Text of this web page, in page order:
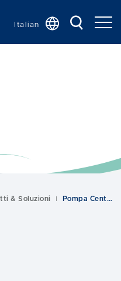
Italian
& Soluzioni Pompa Centrifuga SA